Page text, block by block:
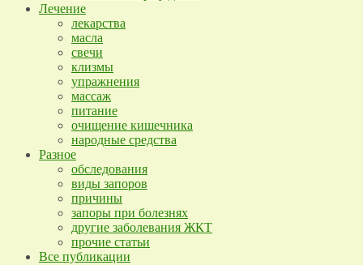
Лечение
лекарства
масла
свечи
клизмы
упражнения
массаж
питание
очищение кишечника
народные средства
Разное
обследования
виды запоров
причины
запоры при болезнях
другие заболевания ЖКТ
прочие статьи
Все публикации